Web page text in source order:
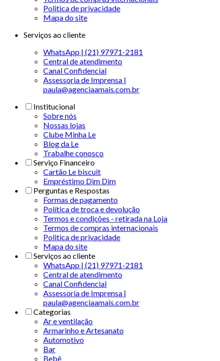
Politica de privacidade
Mapa do site
Serviços ao cliente
WhatsApp | (21) 97971-2181
Central de atendimento
Canal Confidencial
Assessoria de Imprensa |
paula@agenciaamais.com.br
Institucional
Sobre nós
Nossas lojas
Clube Minha Le
Blog da Le
Trabalhe conosco
Serviço Financeiro
Cartão Le biscuit
Empréstimo Dim Dim
Perguntas e Respostas
Formas de pagamento
Política de troca e devolução
Termos e condições - retirada na Loja
Termos de compras internacionais
Politica de privacidade
Mapa do site
Serviços ao cliente
WhatsApp | (21) 97971-2181
Central de atendimento
Canal Confidencial
Assessoria de Imprensa |
paula@agenciaamais.com.br
Categorias
Ar e ventilação
Armarinho e Artesanato
Automotivo
Bar
Bebê